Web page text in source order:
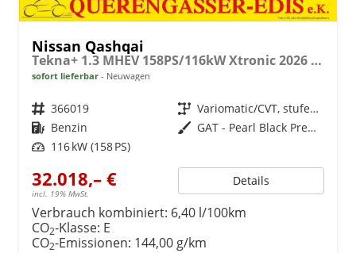
Nissan Qashqai
Tekna+ 1.3 MHEV 158PS/116kW Xtronic 2026 +20"ALU+PANO+BOSE+HuD
sofort lieferbar Neuwagen
Fahrzeugnr. 366019 Getriebe
Variomatic/CVT, stufenlos
Kraftstoff Benzin Außenfarbe
GAT - Pearl Black Premium Perleffekt
Leistung 116 kW (158 PS)
32.018,– €
incl. 19% MwSt.
Details
Verbrauch kombiniert: 6,40 l/100km
CO2-Klasse: E
CO2-Emissionen: 144,00 g/km